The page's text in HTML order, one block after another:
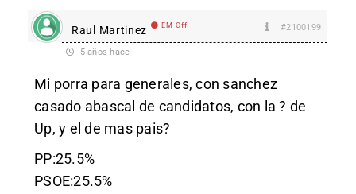
Raul Martinez EM Off #2100199
5 años hace
Mi porra para generales, con sanchez
casado abascal de candidatos, con la ? de
Up, y el de mas pais?
PP:25.5%
PSOE:25.5%